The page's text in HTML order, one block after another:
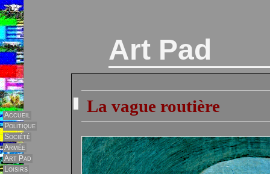
Art Pad
La vague routière
Accueil
Politique
Société
Armée
Art Pad
Loisirs